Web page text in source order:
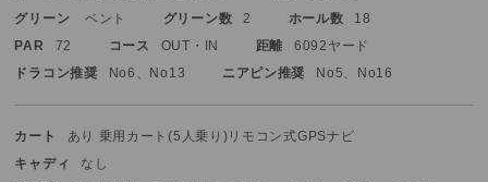
グリーン
ベント グリーン数 2 ホール数
18
PAR
72 コース OUT・IN 距離
6092ヤード
ドラコン推奨
No6、No13 ニアピン推奨 No5、No16
カート あり 乗用カート(5人乗り) リモコン式GPSナビ
キャディ
なし